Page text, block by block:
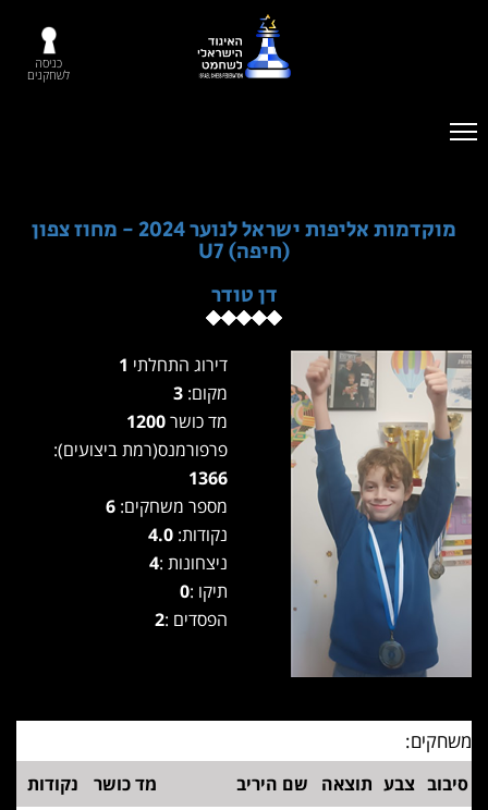
כניסה
לשחקנים
מוקדמות אליפות ישראל לנוער 2024 - מחוז צפון
(חיפה) U7
דן טודר
דירוג התחלתי
מקום:
מד כושר
פרפורמנס(רמת ביצועים):
1366
מספר משחקים:
נקודות: 4.0
ניצחונות :4
תיקו :0
הפסדים :2
משחקים:
סיבוב צבע תוצאה שם היריב מד כושר
נקודות